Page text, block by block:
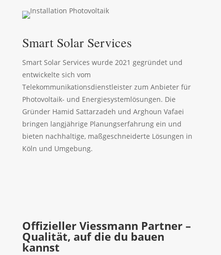
Smart Solar Services
Smart Solar Services wurde 2021 gegründet und
entwickelte sich vom
Telekommunikationsdienstleister zum Anbieter für
Photovoltaik- und Energiesystemlösungen. Die
Gründer Hamid Sattarzadeh und Arghoun Vafaei
bringen langjährige Planungserfahrung ein und
bieten nachhaltige, maßgeschneiderte Lösungen in
Köln und Umgebung.
Offizieller Viessmann Partner –
Qualität, auf die du bauen
kannst